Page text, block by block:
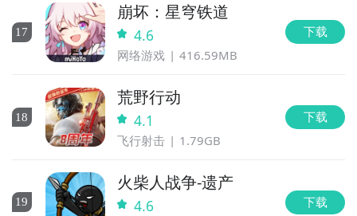
17
崩坏：星穹铁道
4.6
网络游戏 416.59MB
下载
18
荒野行动
4.1
飞行射击 1.79GB
下载
19
火柴人战争-遗产
4.6 下载